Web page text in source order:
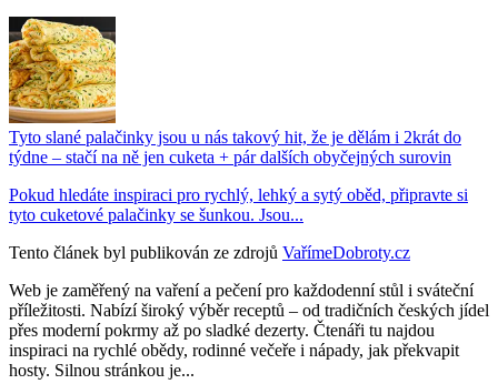
Tyto slané palačinky jsou u nás takový hit, že je dělám i 2krát do
týdne – stačí na ně jen cuketa + pár dalších obyčejných surovin
Pokud hledáte inspiraci pro rychlý, lehký a sytý oběd, připravte si
tyto cuketové palačinky se šunkou. Jsou...
Tento článek byl publikován ze zdrojů VařímeDobroty.cz
Web je zaměřený na vaření a pečení pro každodenní stůl i sváteční
příležitosti. Nabízí široký výběr receptů – od tradičních českých jídel
přes moderní pokrmy až po sladké dezerty. Čtenáři tu najdou
inspiraci na rychlé obědy, rodinné večeře i nápady, jak překvapit
hosty. Silnou stránkou je...